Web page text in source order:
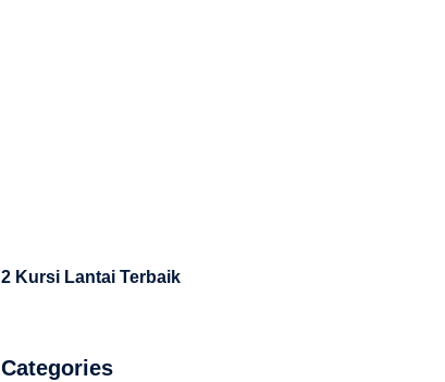
2 Kursi Lantai Terbaik
Categories